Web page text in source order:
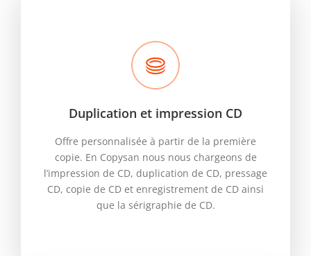
Duplication et impression CD
Offre personnalisée à partir de la première
copie. En Copysan nous nous chargeons de
l’impression de CD, duplication de CD, pressage
CD, copie de CD et enregistrement de CD ainsi
que la sérigraphie de CD.